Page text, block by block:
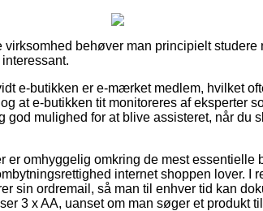
behøver man principielt studere
e-butikken er e-mærket medlem, hvilket
at e-butikken tit monitoreres af eksperter
mulighed for at blive assisteret, når du
er omhyggelig omkring de mest
internet shoppen lover. I
sin ordremail, så man til enhver tid kan
3 x AA, uanset om man søger et produkt